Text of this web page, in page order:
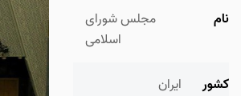
نام
مجلس‌ شورای‌
اسلامی‌
کشور ایران